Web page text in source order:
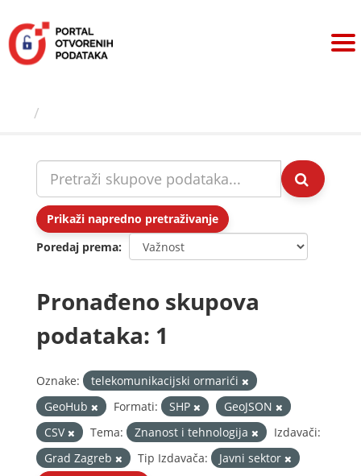
sadržaj
Prikaži napredno pretraživanje
Poredaj prema
Pronađeno skupova
podataka: 1
Oznake:
telekomunikacijski ormarići
GeoHub
Formati: SHP
GeoJSON
CSV
Tema: Znanost i tehnologija
Izdavači:
Grad Zagreb
Tip Izdavača:
Javni sektor